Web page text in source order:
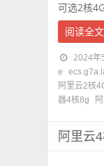
可选2核
阅读全文
2024年
e
阿里云2核
器4核8g
阿里云